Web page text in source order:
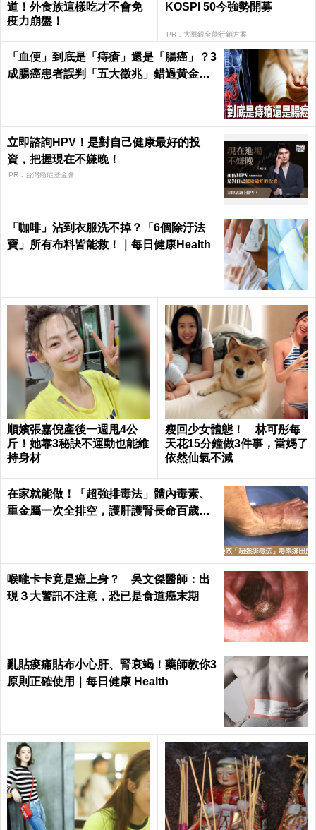
道！外食族這樣吃才不會免
疫力崩盤！
KOSPI 50今強勢開募
PR．大華銀全能行銷方案
「血便」到底是「痔瘡」還是「腸癌」？3
成腸癌患者誤判「五大徵兆」錯過黃金治
立即諮詢HPV！是對自己健康最好的投
資，把握現在不嫌晚！
PR．台灣癌症基金會
「咖啡」沾到衣服洗不掉？「6個除汙法
寶」所有布料皆能救！｜每日健康Health
順嬪張嘉倪產後一週甩4公
斤！她靠3秘訣不運動也能維
持身材
瘦回少女體態！ 林可彤每
天花15分鐘做3件事，當媽了
依然仙氣不減
在家就能做！「超強排毒法」體內毒素、
重金屬一次全排空，護肝護腎長命百歲｜
喉嚨卡卡竟是癌上身？ 吳文傑醫師：出
現３大警訊不注意，恐已是食道癌末期
亂貼痠痛貼布小心肝、腎衰竭！藥師教你3
原則正確使用｜每日健康 Health